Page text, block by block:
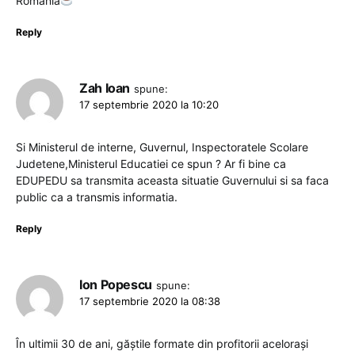
Reply
Zah Ioan spune:
17 septembrie 2020 la 10:20
Si Ministerul de interne, Guvernul, Inspectoratele Scolare
Judetene,Ministerul Educatiei ce spun ? Ar fi bine ca
EDUPEDU sa transmita aceasta situatie Guvernului si sa faca
public ca a transmis informatia.
Reply
Ion Popescu spune:
17 septembrie 2020 la 08:38
În ultimii 30 de ani, găștile formate din profitorii acelorași